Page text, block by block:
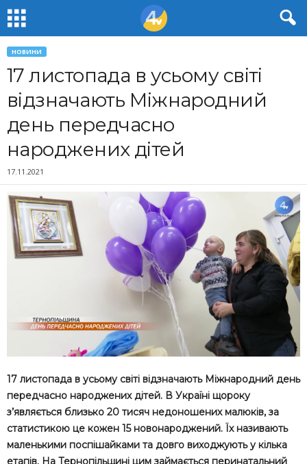
НОВИНИ
17 листопада в усьому світі
відзначають Міжнародний
день передчасно
народжених дітей
17.11.2021
17 листопада в усьому світі відзначають Міжнародний день
передчасно народжених дітей. В Україні щороку
з’являється близько 20 тисяч недоношених малюків, за
статистикою це кожен 15 новонароджений. Їх називають
маленькими поспішайками та довго виходжують у кілька
етапів. На Тернопільщині цим займається перинатальний